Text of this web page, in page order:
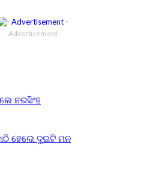
- Advertisement -
ନରସିଂହ
ହେଲେ ଦୁଇଟି ମନ